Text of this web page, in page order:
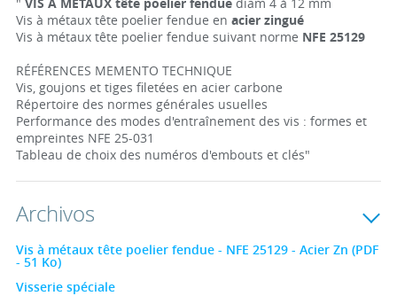
Vis à métaux tête poelier fendue en acier zingué
Vis à métaux tête poelier fendue suivant norme NFE 25129
RÉFÉRENCES MEMENTO TECHNIQUE
Vis, goujons et tiges filetées en acier carbone
Répertoire des normes générales usuelles
Performance des modes d'entraînement des vis : formes et
empreintes NFE 25-031
Tableau de choix des numéros d'embouts et clés"
Archivos
Vis à métaux tête poelier fendue - NFE 25129 - Acier Zn (PDF
- 51 Ko)
Visserie spéciale